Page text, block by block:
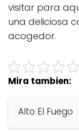
visitar para
una deliciosa
acogedor.
Mira tambien:
Alto El Fuego